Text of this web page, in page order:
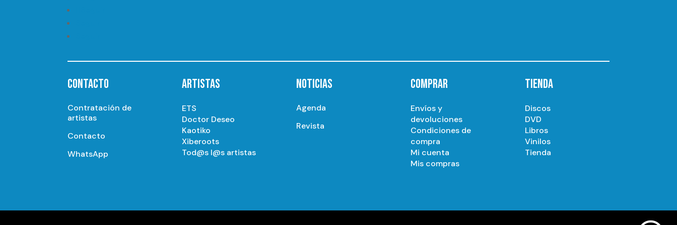
CONTACTO
Contratación de
artistas
Contacto
WhatsApp
ARTISTAS
ETS
Doctor Deseo
Kaotiko
Xiberoots
Tod@s l@s artistas
NOTICIAS
Agenda
Revista
COMPRAR
Envíos y
devoluciones
Condiciones de
compra
Mi cuenta
Mis compras
TIENDA
Discos
DVD
Libros
Vinilos
Tienda